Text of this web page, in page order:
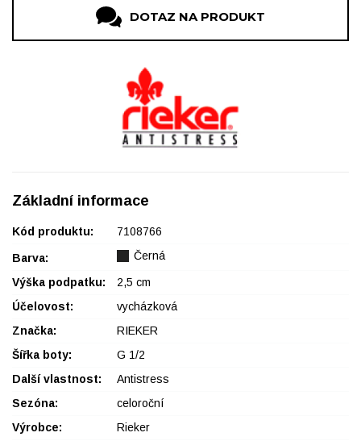
DOTAZ NA PRODUKT
Základní informace
Kód produktu: 7108766
Barva: Černá
Výška podpatku:
2,5 cm
Účelovost:
vycházková
Značka:
RIEKER
Šířka boty:
G 1/2
Další vlastnost:
Antistress
Sezóna:
celoroční
Výrobce:
Rieker